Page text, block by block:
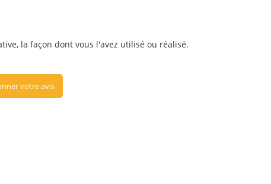
la façon dont vous l'avez utilisé ou réalisé.
votre avis